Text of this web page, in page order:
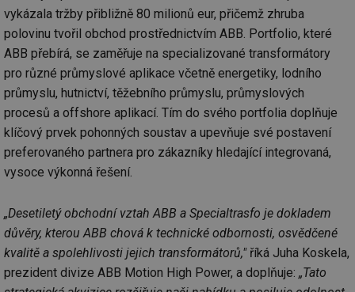
vykázala tržby přibližně 80 milionů eur, přičemž zhruba
polovinu tvořil obchod prostřednictvím ABB. Portfolio, které
ABB přebírá, se zaměřuje na specializované transformátory
pro různé průmyslové aplikace včetně energetiky, lodního
průmyslu, hutnictví, těžebního průmyslu, průmyslových
procesů a offshore aplikací. Tím do svého portfolia doplňuje
klíčový prvek pohonných soustav a upevňuje své postavení
preferovaného partnera pro zákazníky hledající integrovaná,
vysoce výkonná řešení.
„Desetiletý obchodní vztah ABB a Specialtrasfo je dokladem
důvěry, kterou ABB chová k technické odbornosti, osvědčené
kvalitě a spolehlivosti jejich transformátorů,"říká Juha Koskela,
prezident divize ABB Motion High Power, a doplňuje: „Tato